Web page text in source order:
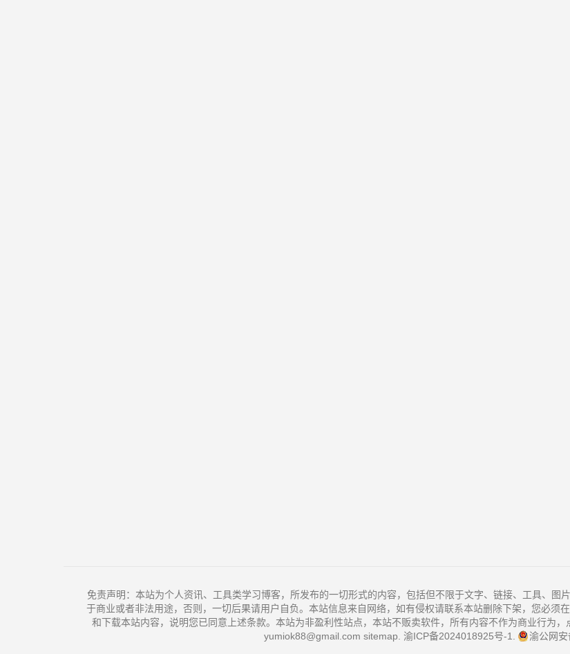
免责声明：本站为个人资讯、工具类学习博客，所发布的一切形式的内容，包括但不限于文字、链接、工具、图
于商业或者非法用途，否则，一切后果请用户自负。本站信息来自网络，如有侵权请联系本站删除下架，您必须
和下载本站内容，说明您已同意上述条款。本站为非盈利性站点，本站不贩卖软件，所有内容不作为商业行为
yumiok88@gmail.com sitemap 渝ICP备2024018925号-1 渝公网